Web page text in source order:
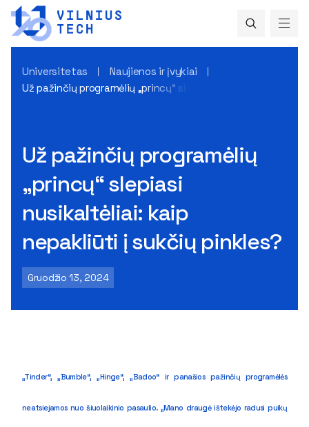
Universitetas
Naujienos ir įvykiai
Už pažinčių programėlių „princų“ slepiasi nusikaltėliai: kaip
Už pažinčių programėlių
„princų“ slepiasi
nusikaltėliai: kaip
nepakliūti į sukčių pinkles?
Gruodžio 13, 2024
„Tinder“, „Bumble“, „Hinge“, „Badoo“ ir panašios pažinčių programėlės
neatsiejamos nuo šiuolaikinio pasaulio. „Mano draugė ištekėjo radusi puikų